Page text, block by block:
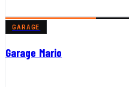
GARAGE
Garage Mario